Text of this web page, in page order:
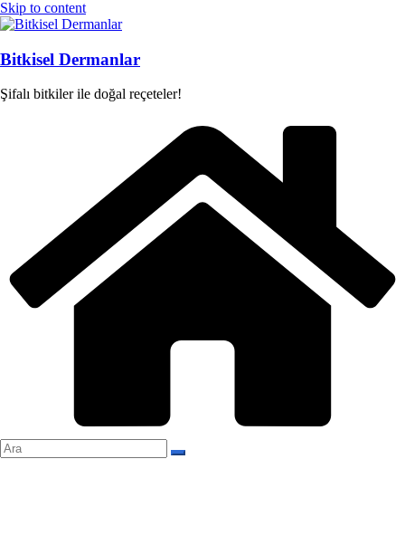
Skip to content
Bitkisel Dermanlar
Şifalı bitkiler ile doğal reçeteler!